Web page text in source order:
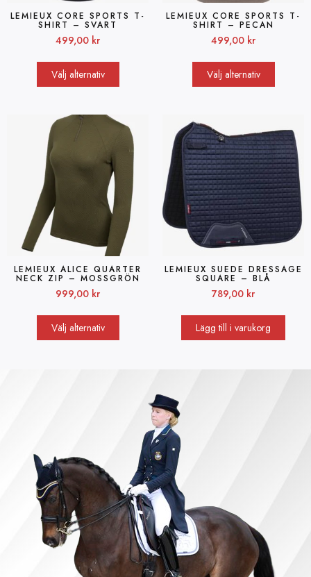
LEMIEUX CORE SPORTS T-
SHIRT – SVART
499,00 kr
Välj alternativ
LEMIEUX CORE SPORTS T-
SHIRT – PECAN
499,00 kr
Välj alternativ
LEMIEUX ALICE QUARTER
NECK ZIP – MOSSGRÖN
999,00 kr
Välj alternativ
LEMIEUX SUEDE DRESSAGE
SQUARE – BLÅ
789,00 kr
Lägg till i varukorg